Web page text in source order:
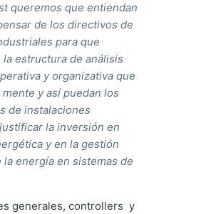
queremos que entiendan
de los directivos de
para que
estructura de análisis
y organizativa que
y así puedan los
de instalaciones
la inversión en
y en la gestión
la energía en sistemas de
generales, controllers y